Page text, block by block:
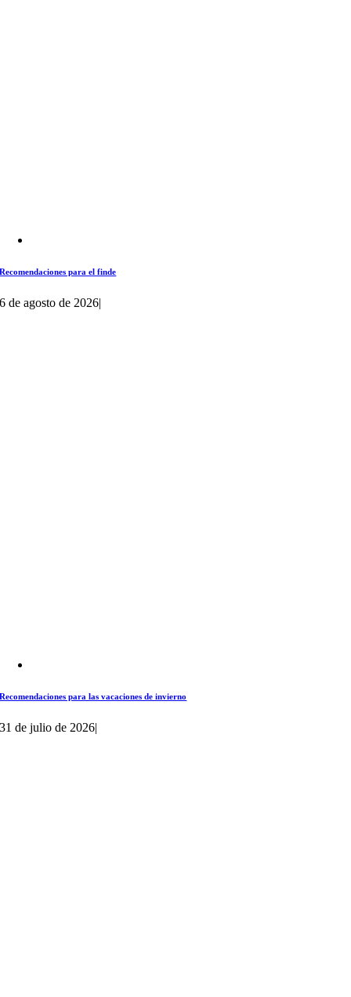
Recomendaciones para el finde
6 de agosto de 2026|
Recomendaciones para las vacaciones de invierno
31 de julio de 2026|